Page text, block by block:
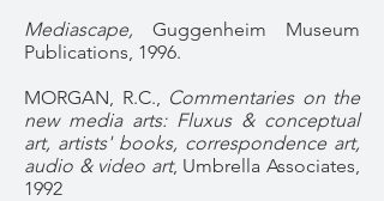
Mediascape, Guggenheim Museum
Publications, 1996.
MORGAN, R.C., Commentaries on the
new media arts: Fluxus & conceptual
art, artists' books, correspondence art,
audio & video art, Umbrella Associates,
1992